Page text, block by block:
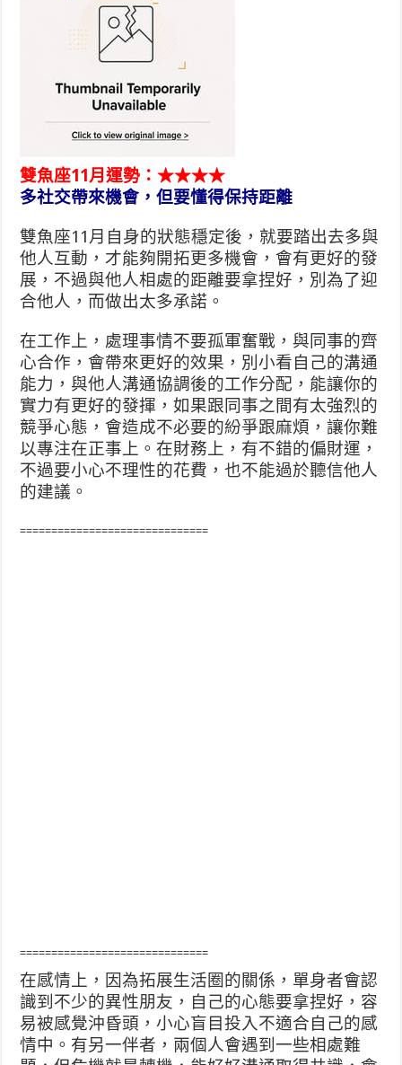
雙魚座11月運勢：★★★★
多社交帶來機會，但要懂得保持距離
雙魚座11月自身的狀態穩定後，就要踏出去多與
他人互動，才能夠開拓更多機會，會有更好的發
展，不過與他人相處的距離要拿捏好，別為了迎
合他人，而做出太多承諾。
在工作上，處理事情不要孤軍奮戰，與同事的齊
心合作，會帶來更好的效果，別小看自己的溝通
能力，與他人溝通協調後的工作分配，能讓你的
實力有更好的發揮，如果跟同事之間有太強烈的
競爭心態，會造成不必要的紛爭跟麻煩，讓你難
以專注在正事上。在財務上，有不錯的偏財運，
不過要小心不理性的花費，也不能過於聽信他人
的建議。
==============================
==============================
在感情上，因為拓展生活圈的關係，單身者會認
識到不少的異性朋友，自己的心態要拿捏好，容
易被感覺沖昏頭，小心盲目投入不適合自己的感
情中。有另一伴者，兩個人會遇到一些相處難